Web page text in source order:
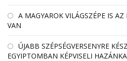
A MAGYAROK VILÁGSZÉPE IS
VAN
ÚJABB SZÉPSÉGVERSENYRE
EGYIPTOMBAN KÉPVISELI